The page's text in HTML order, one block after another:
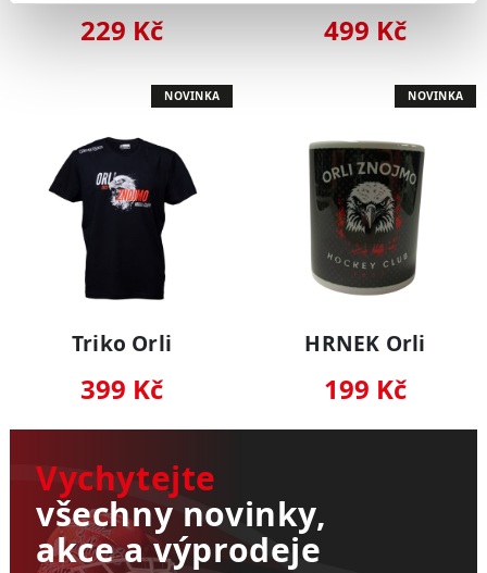
229 Kč 499 Kč
NOVINKA
Triko Orli
399 Kč
NOVINKA
HRNEK Orli
199 Kč
Vychytejte
všechny novinky,
akce a výprodeje